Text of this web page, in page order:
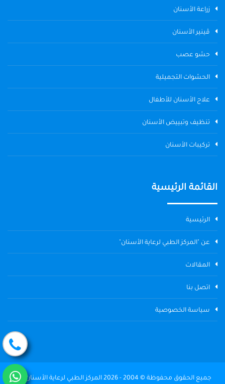
زراعة الأسنان
ڤينير الأسنان
حشو عصب
الحشوات التجميلية
علاج الأسنان للأطفال
تنظيف وتبييض الأسنان
تركيبات الأسنان
القائمة الرئيسية
الرئيسية
عن "المركز الطبي لرعاية الأسنان"
المقالات
اتصل بنا
سياسة الخصوصية
جميع الحقوق محفوظة © 2004 - 2026 المركز الطبي لرعاية الأسنان The